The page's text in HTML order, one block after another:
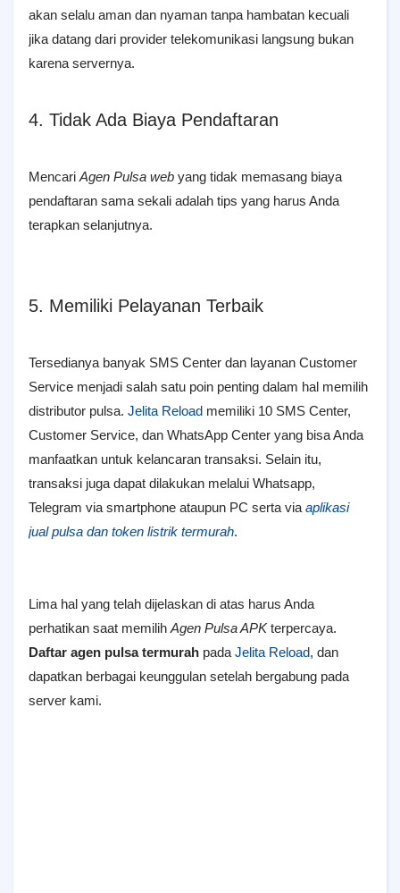
akan selalu aman dan nyaman tanpa hambatan kecuali
jika datang dari provider telekomunikasi langsung bukan
karena servernya.
4. Tidak Ada Biaya Pendaftaran
Mencari Agen Pulsa web yang tidak memasang biaya
pendaftaran sama sekali adalah tips yang harus Anda
terapkan selanjutnya.
5. Memiliki Pelayanan Terbaik
Tersedianya banyak SMS Center dan layanan Customer
Service menjadi salah satu poin penting dalam hal memilih
distributor pulsa. Jelita Reload memiliki 10 SMS Center,
Customer Service, dan WhatsApp Center yang bisa Anda
manfaatkan untuk kelancaran transaksi. Selain itu,
transaksi juga dapat dilakukan melalui Whatsapp,
Telegram via smartphone ataupun PC serta via aplikasi
jual pulsa dan token listrik termurah.
Lima hal yang telah dijelaskan di atas harus Anda
perhatikan saat memilih Agen Pulsa APKterpercaya.
Daftar agen pulsa termurah pada Jelita Reload, dan
dapatkan berbagai keunggulan setelah bergabung pada
server kami.